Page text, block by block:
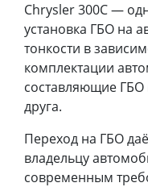
Chrysler 300C —
установка ГБО на
тонкости в
комплектации
составляющие ГБО
друга.
Переход на ГБО
владельцу
современным